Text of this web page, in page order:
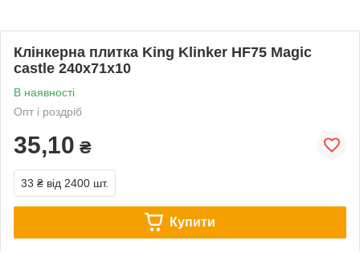
Клінкерна плитка King Klinker HF75 Magic
castle 240x71x10
В наявності
Опт і роздріб
35,10 ₴
33 ₴ від 2400 шт.
Купити